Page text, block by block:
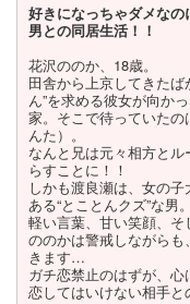
傲慢で自信家だった少
いく姿は、まさに“主人公
さらに囲碁の静けさと、
大胆な構図で描いており
かつて彼を打ち砕いた5
ルと背景を持っているの
す！！
恒星はあの頃の無敵感を
まさに囲碁マンガの新
好きになっちゃダメな
男との同居生活！！
花沢ののか、18歳。
田舎から上京してきたば
ん”を求める彼女が向か
家。そこで待っていた
んた）。
なんと兄は元々相方と
らすことに！！
しかも渡良瀬は、女の
ある“とことんクズ”な男。
軽い言葉、甘い笑顔、そ
ののかは警戒しながら
きます…
ガチ恋禁止のはずが、
恋してはいけない相手と